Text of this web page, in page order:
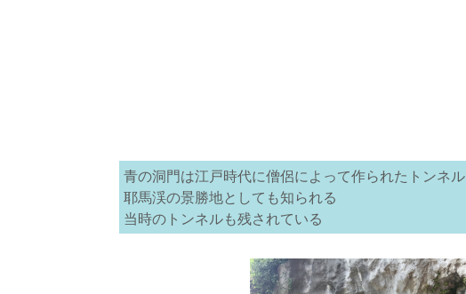
青の洞門は江戸時代に僧侶によって作られたトンネル
耶馬渓の景勝地としても知られる
当時のトンネルも残されている